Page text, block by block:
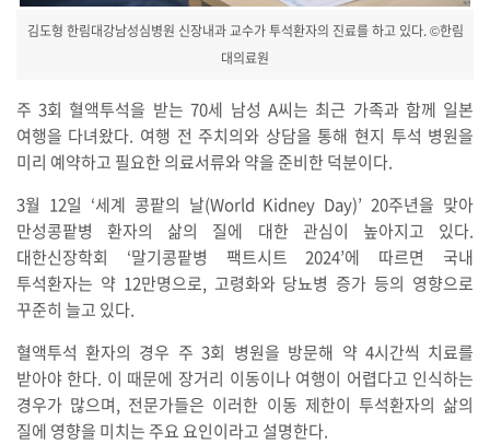
김도형 한림대강남성심병원 신장내과 교수가 투석환자의 진료를 하고 있다. ©한림
대의료원
주 3회 혈액투석을 받는 70세 남성 A씨는 최근 가족과 함께 일본
여행을 다녀왔다. 여행 전 주치의와 상담을 통해 현지 투석 병원을
미리 예약하고 필요한 의료서류와 약을 준비한 덕분이다.
3월 12일 ‘세계 콩팥의 날(World Kidney Day)’ 20주년을 맞아
만성콩팥병 환자의 삶의 질에 대한 관심이 높아지고 있다.
대한신장학회 ‘말기콩팥병 팩트시트 2024’에 따르면 국내
투석환자는 약 12만명으로, 고령화와 당뇨병 증가 등의 영향으로
꾸준히 늘고 있다.
혈액투석 환자의 경우 주 3회 병원을 방문해 약 4시간씩 치료를
받아야 한다. 이 때문에 장거리 이동이나 여행이 어렵다고 인식하는
경우가 많으며, 전문가들은 이러한 이동 제한이 투석환자의 삶의
질에 영향을 미치는 주요 요인이라고 설명한다.